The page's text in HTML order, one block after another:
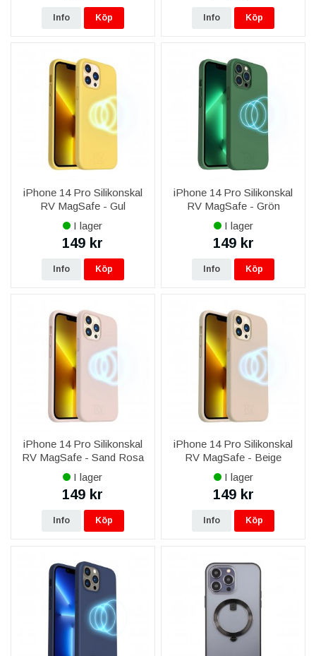
Info Köp Info Köp
iPhone 14 Pro Silikonskal
RV MagSafe - Gul
I lager
149 kr
Info Köp
iPhone 14 Pro Silikonskal
RV MagSafe - Grön
I lager
149 kr
Info Köp
iPhone 14 Pro Silikonskal
RV MagSafe - Sand Rosa
I lager
149 kr
Info Köp
iPhone 14 Pro Silikonskal
RV MagSafe - Beige
I lager
149 kr
Info Köp